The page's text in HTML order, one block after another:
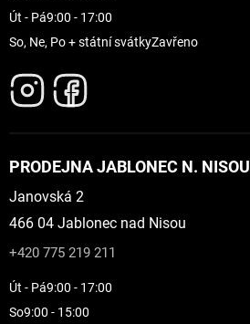
Út - Pá9:00 - 17:00
So, Ne, Po + státní svátkyZavřeno
PRODEJNA JABLONEC N. NISOU
Janovská 2
466 04 Jablonec nad Nisou
+420 775 219 211
Út - Pá9:00 - 17:00
So9:00 - 15:00